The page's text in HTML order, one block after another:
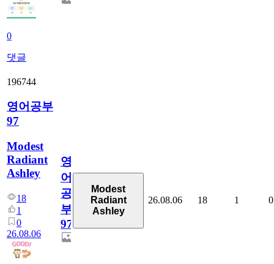
0
댓글
196744
영어공부
97
Modest
Radiant
Ashley
18
1
0
26.08.06
영
어
공
부
97
Modest
Radiant
Ashley
26.08.06 18 1 0